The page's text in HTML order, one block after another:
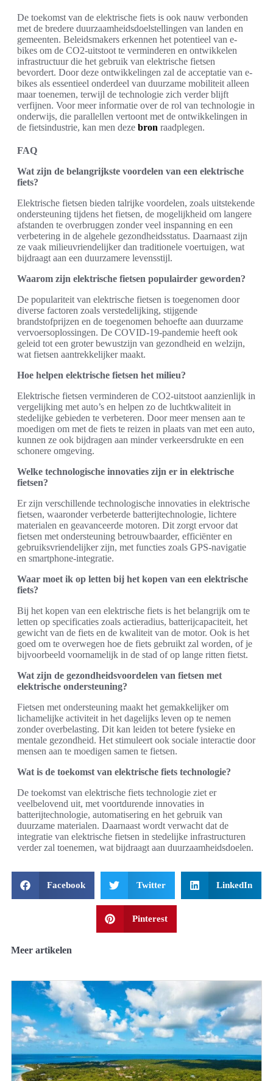
De toekomst van de elektrische fiets is ook nauw verbonden
met de bredere duurzaamheidsdoelstellingen van landen en
gemeenten. Beleidsmakers erkennen het potentieel van e-
bikes om de CO2-uitstoot te verminderen en ontwikkelen
infrastructuur die het gebruik van elektrische fietsen
bevordert. Door deze ontwikkelingen zal de acceptatie van e-
bikes als essentieel onderdeel van duurzame mobiliteit alleen
maar toenemen, terwijl de technologie zich verder blijft
verfijnen. Voor meer informatie over de rol van technologie in
onderwijs, die parallellen vertoont met de ontwikkelingen in
de fietsindustrie, kan men deze bron raadplegen.
FAQ
Wat zijn de belangrijkste voordelen van een elektrische
fiets?
Elektrische fietsen bieden talrijke voordelen, zoals uitstekende
ondersteuning tijdens het fietsen, de mogelijkheid om langere
afstanden te overbruggen zonder veel inspanning en een
verbetering in de algehele gezondheidsstatus. Daarnaast zijn
ze vaak milieuvriendelijker dan traditionele voertuigen, wat
bijdraagt aan een duurzamere levensstijl.
Waarom zijn elektrische fietsen populairder geworden?
De populariteit van elektrische fietsen is toegenomen door
diverse factoren zoals verstedelijking, stijgende
brandstofprijzen en de toegenomen behoefte aan duurzame
vervoersoplossingen. De COVID-19-pandemie heeft ook
geleid tot een groter bewustzijn van gezondheid en welzijn,
wat fietsen aantrekkelijker maakt.
Hoe helpen elektrische fietsen het milieu?
Elektrische fietsen verminderen de CO2-uitstoot aanzienlijk in
vergelijking met auto’s en helpen zo de luchtkwaliteit in
stedelijke gebieden te verbeteren. Door meer mensen aan te
moedigen om met de fiets te reizen in plaats van met een auto,
kunnen ze ook bijdragen aan minder verkeersdrukte en een
schonere omgeving.
Welke technologische innovaties zijn er in elektrische
fietsen?
Er zijn verschillende technologische innovaties in elektrische
fietsen, waaronder verbeterde batterijtechnologie, lichtere
materialen en geavanceerde motoren. Dit zorgt ervoor dat
fietsen met ondersteuning betrouwbaarder, efficiënter en
gebruiksvriendelijker zijn, met functies zoals GPS-navigatie
en smartphone-integratie.
Waar moet ik op letten bij het kopen van een elektrische
fiets?
Bij het kopen van een elektrische fiets is het belangrijk om te
letten op specificaties zoals actieradius, batterijcapaciteit, het
gewicht van de fiets en de kwaliteit van de motor. Ook is het
goed om te overwegen hoe de fiets gebruikt zal worden, of je
bijvoorbeeld voornamelijk in de stad of op lange ritten fietst.
Wat zijn de gezondheidsvoordelen van fietsen met
elektrische ondersteuning?
Fietsen met ondersteuning maakt het gemakkelijker om
lichamelijke activiteit in het dagelijks leven op te nemen
zonder overbelasting. Dit kan leiden tot betere fysieke en
mentale gezondheid. Het stimuleert ook sociale interactie door
mensen aan te moedigen samen te fietsen.
Wat is de toekomst van elektrische fiets technologie?
De toekomst van elektrische fiets technologie ziet er
veelbelovend uit, met voortdurende innovaties in
batterijtechnologie, automatisering en het gebruik van
duurzame materialen. Daarnaast wordt verwacht dat de
integratie van elektrische fietsen in stedelijke infrastructuren
verder zal toenemen, wat bijdraagt aan duurzaamheidsdoelen.
Facebook Twitter LinkedIn
Pinterest
Meer artikelen